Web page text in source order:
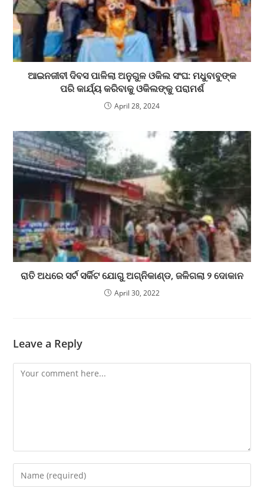
ଆଇନଜୀବୀ ଦିବସ ପାଳିଲା ଅନୁଗୁଳ ଓକିଲ ସଂଘ: ମଧୁବାବୁଙ୍କ
ପରି କାର୍ଯ୍ୟ କରିବାକୁ ଓକିଲଙ୍କୁ ପରାମର୍ଶ
April 28, 2024
ରାତି ଅଧରେ ସର୍ଟ ସର୍କିଟ ଯୋଗୁ ଅଗ୍ନିକାଣ୍ଡ, ଜଳିଗଲା ୨ ଦୋକାନ
April 30, 2022
Leave a Reply